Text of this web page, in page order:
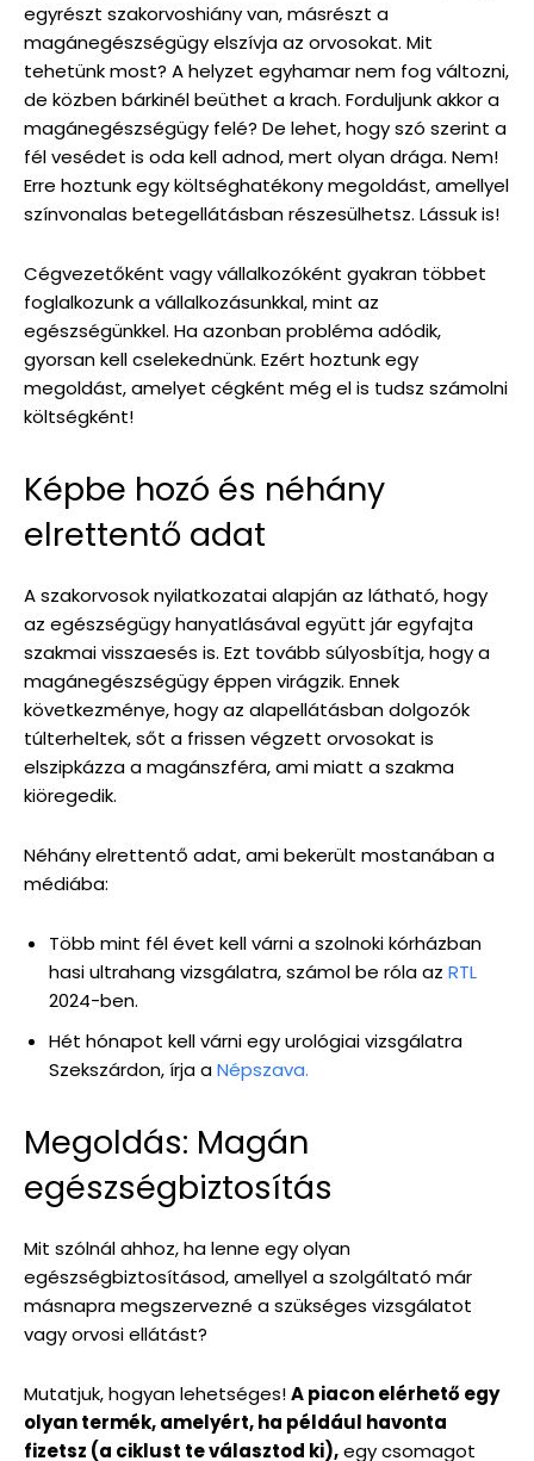
egyrészt szakorvoshiány van, másrészt a
magánegészségügy elszívja az orvosokat. Mit
tehetünk most? A helyzet egyhamar nem fog változni,
de közben bárkinél beüthet a krach. Forduljunk akkor a
magánegészségügy felé? De lehet, hogy szó szerint a
fél vesédet is oda kell adnod, mert olyan drága. Nem!
Erre hoztunk egy költséghatékony megoldást, amellyel
színvonalas betegellátásban részesülhetsz. Lássuk is!
Cégvezetőként vagy vállalkozóként gyakran többet
foglalkozunk a vállalkozásunkkal, mint az
egészségünkkel. Ha azonban probléma adódik,
gyorsan kell cselekednünk. Ezért hoztunk egy
megoldást, amelyet cégként még el is tudsz számolni
költségként!
Képbe hozó és néhány
elrettentő adat
A szakorvosok nyilatkozatai alapján az látható, hogy
az egészségügy hanyatlásával együtt jár egyfajta
szakmai visszaesés is. Ezt tovább súlyosbítja, hogy a
magánegészségügy éppen virágzik. Ennek
következménye, hogy az alapellátásban dolgozók
túlterheltek, sőt a frissen végzett orvosokat is
elszipkázza a magánszféra, ami miatt a szakma
kiöregedik.
Néhány elrettentő adat, ami bekerült mostanában a
médiába:
Több mint fél évet kell várni a szolnoki kórházban
hasi ultrahang vizsgálatra, számol be róla az RTL
2024-ben.
Hét hónapot kell várni egy urológiai vizsgálatra
Szekszárdon, írja aNépszava.
Megoldás: Magán
egészségbiztosítás
Mit szólnál ahhoz, ha lenne egy olyan
egészségbiztosításod, amellyel a szolgáltató már
másnapra megszervezné a szükséges vizsgálatot
vagy orvosi ellátást?
Mutatjuk, hogyan lehetséges!A piacon elérhető egy
olyan termék, amelyért, ha például havonta
fizetsz (a ciklust te választod ki),egy csomagot